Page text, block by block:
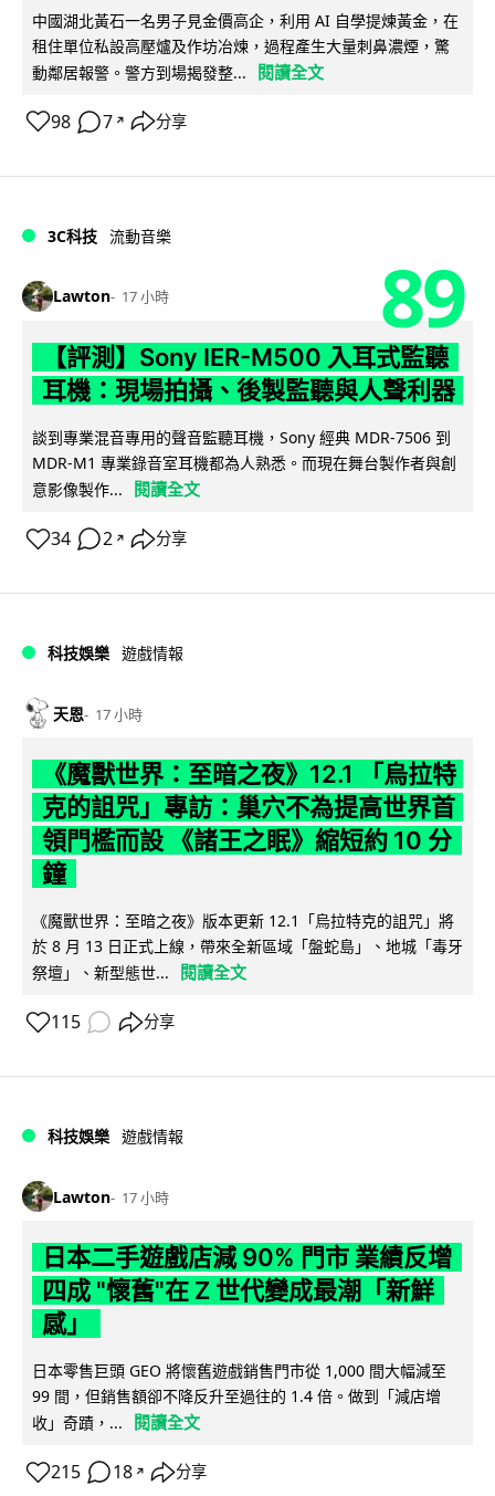
中國湖北黃石一名男子見金價高企，利用 AI 自學提煉黃金，在
租住單位私設高壓爐及作坊冶煉，過程產生大量刺鼻濃煙，驚
動鄰居報警。警方到場揭發整...
閱讀全文
98 7 ↗ 分享
3C科技 流動音樂
Lawton 17 小時 89
【評測】Sony IER-M500 入耳式監聽
耳機：現場拍攝、後製監聽與人聲利器
談到專業混音專用的聲音監聽耳機，Sony 經典 MDR-7506 到
MDR-M1 專業錄音室耳機都為人熟悉。而現在舞台製作者與創
意影像製作...
閱讀全文
34 2 ↗ 分享
科技娛樂 遊戲情報
天恩 17 小時
《魔獸世界：至暗之夜》12.1 「烏拉特
克的詛咒」專訪：巢穴不為提高世界首
領門檻而設 《諸王之眠》縮短約 10 分
鐘
《魔獸世界：至暗之夜》版本更新 12.1「烏拉特克的詛咒」將
於 8 月 13 日正式上線，帶來全新區域「盤蛇島」、地城「毒牙
祭壇」、新型態世...
閱讀全文
115 分享
科技娛樂 遊戲情報
Lawton 17 小時
日本二手遊戲店減 90% 門市 業績反增
四成 "懷舊"在 Z 世代變成最潮「新鮮
感」
日本零售巨頭 GEO 將懷舊遊戲銷售門市從 1,000 間大幅減至
99 間，但銷售額卻不降反升至過往的 1.4 倍。做到「減店增
收」奇蹟，...
閱讀全文
215 18 ↗ 分享